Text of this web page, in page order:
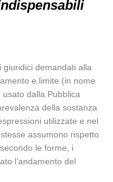
demandati alla
e limite (in nome
usato dalla Pubblica
della sostanza
utilizzate e nel
assumono rispetto
le forme, i
l’andamento del